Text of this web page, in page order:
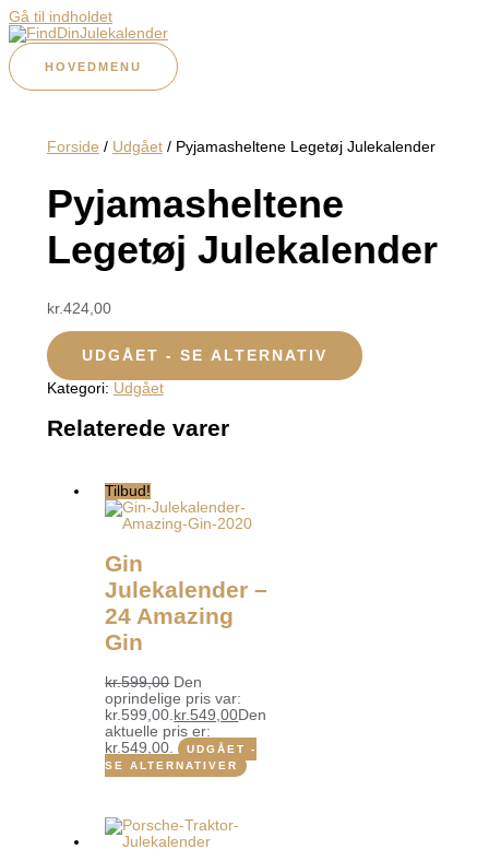
Gå til indholdet
HOVEDMENU
Forside / Udgået/ Pyjamasheltene Legetøj Julekalender
Pyjamasheltene
Legetøj Julekalender
kr. 424,00
UDGÅET - SE ALTERNATIV
Kategori: Udgået
Relaterede varer
Tilbud!
Gin
Julekalender –
24 Amazing
Gin
kr.599,00 Den
oprindelige pris var:
kr.599,00. kr.549,00Den
aktuelle pris er:
kr.549,00.
UDGÅET -
SE ALTERNATIVER